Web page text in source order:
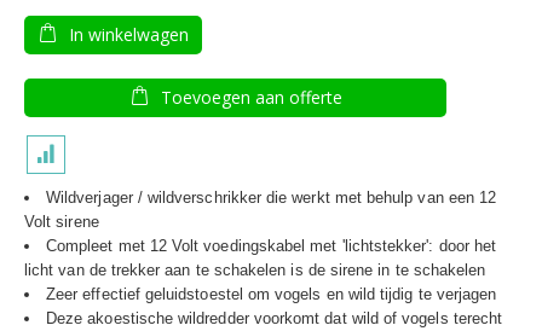
In winkelwagen
Toevoegen aan offerte
Wildverjager / wildverschrikker die werkt met behulp van een 12
Volt sirene
Compleet met 12 Volt voedingskabel met 'lichtstekker': door het
licht van de trekker aan te schakelen is de sirene in te schakelen
Zeer effectief geluidstoestel om vogels en wild tijdig te verjagen
Deze akoestische wildredder voorkomt dat wild of vogels terecht